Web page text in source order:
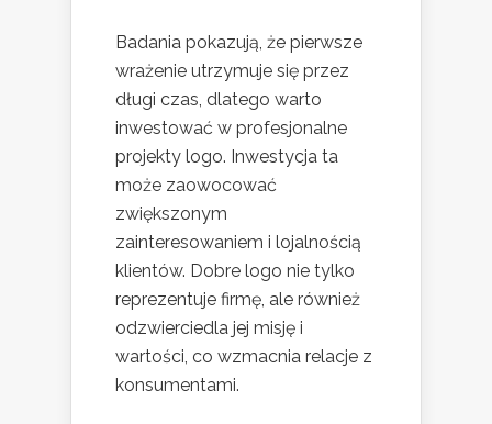
Badania pokazują, że pierwsze
wrażenie utrzymuje się przez
długi czas, dlatego warto
inwestować w profesjonalne
projekty logo. Inwestycja ta
może zaowocować
zwiększonym
zainteresowaniem i lojalnością
klientów. Dobre logo nie tylko
reprezentuje firmę, ale również
odzwierciedla jej misję i
wartości, co wzmacnia relacje z
konsumentami.